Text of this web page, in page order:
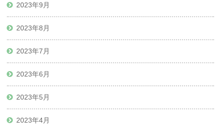
2023年9月
2023年8月
2023年7月
2023年6月
2023年5月
2023年4月